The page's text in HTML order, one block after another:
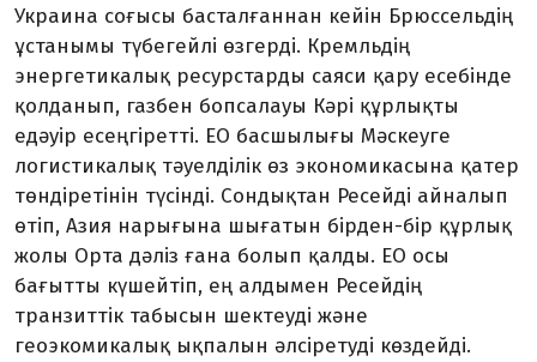
Украина соғысы басталғаннан кейін Брюссельдің
ұстанымы түбегейлі өзгерді. Кремльдің
энергетикалық ре­сурс­тарды саяси қару есебінде
қолданып, газбен бопсалауы Кәрі құрлықты
едәуір есеңгіретті. ЕО басшылығы Мәскеуге
логистикалық тәуелділік өз экономика­сына қатер
төндіретінін түсінді. Сондық­тан Ресейді айналып
өтіп, Азия нары­ғына шығатын бірден-бір құрлық
жолы Орта дәліз ғана болып қалды. ЕО осы
бағытты күшейтіп, ең алдымен Ресейдің
транзиттік табысын шектеуді және
геоэкомикалық ықпалын әлсіретуді көздейді.